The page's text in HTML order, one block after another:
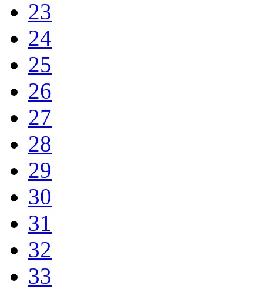
23
24
25
26
27
28
29
30
31
32
33